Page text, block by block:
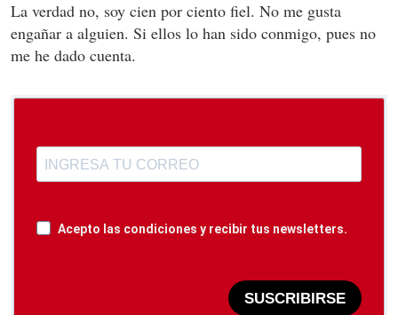
La verdad no, soy cien por ciento fiel. No me gusta
engañar a alguien. Si ellos lo han sido conmigo, pues no
me he dado cuenta.
Acepto las condiciones y recibir tus newsletters.
SUSCRIBIRSE